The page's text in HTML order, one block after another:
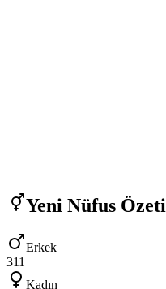
Yeni Nüfus Özeti
Erkek
311
Kadın